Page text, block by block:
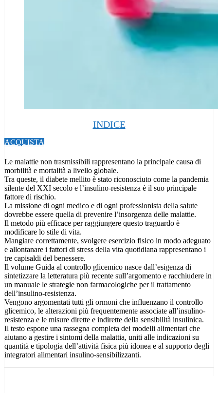
INDICE
ACQUISTA
Le malattie non trasmissibili rappresentano la principale causa di
morbilità e mortalità a livello globale.
Tra queste, il diabete mellito è stato riconosciuto come la pandemia
silente del XXI secolo e l’insulino-resistenza è il suo principale
fattore di rischio.
La missione di ogni medico e di ogni professionista della salute
dovrebbe essere quella di prevenire l’insorgenza delle malattie.
Il metodo più efficace per raggiungere questo traguardo è
modificare lo stile di vita.
Mangiare correttamente, svolgere esercizio fisico in modo adeguato
e allontanare i fattori di stress della vita quotidiana rappresentano i
tre capisaldi del benessere.
Il volume Guida al controllo glicemico nasce dall’esigenza di
sintetizzare la letteratura più recente sull’argomento e racchiudere in
un manuale le strategie non farmacologiche per il trattamento
dell’insulino-resistenza.
Vengono argomentati tutti gli ormoni che influenzano il controllo
glicemico, le alterazioni più frequentemente associate all’insulino-
resistenza e le misure dirette e indirette della sensibilità insulinica.
Il testo espone una rassegna completa dei modelli alimentari che
aiutano a gestire i sintomi della malattia, uniti alle indicazioni su
quantità e tipologia dell’attività fisica più idonea e al supporto degli
integratori alimentari insulino-sensibilizzanti.